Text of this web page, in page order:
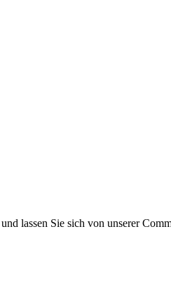
lassen Sie sich von unserer